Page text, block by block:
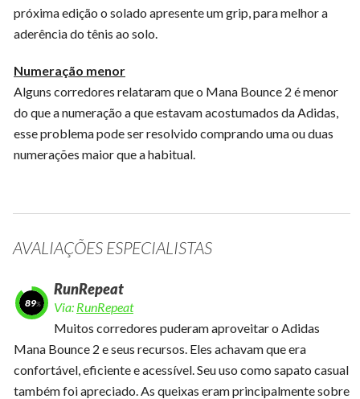
próxima edição o solado apresente um grip, para melhor a
aderência do tênis ao solo.
Numeração menor
Alguns corredores relataram que o Mana Bounce 2 é menor
do que a numeração a que estavam acostumados da Adidas,
esse problema pode ser resolvido comprando uma ou duas
numerações maior que a habitual.
AVALIAÇÕES ESPECIALISTAS
89
RunRepeat
Via: RunRepeat
Muitos corredores puderam aproveitar o Adidas
Mana Bounce 2 e seus recursos. Eles achavam que era
confortável, eficiente e acessível. Seu uso como sapato casual
também foi apreciado. As queixas eram principalmente sobre